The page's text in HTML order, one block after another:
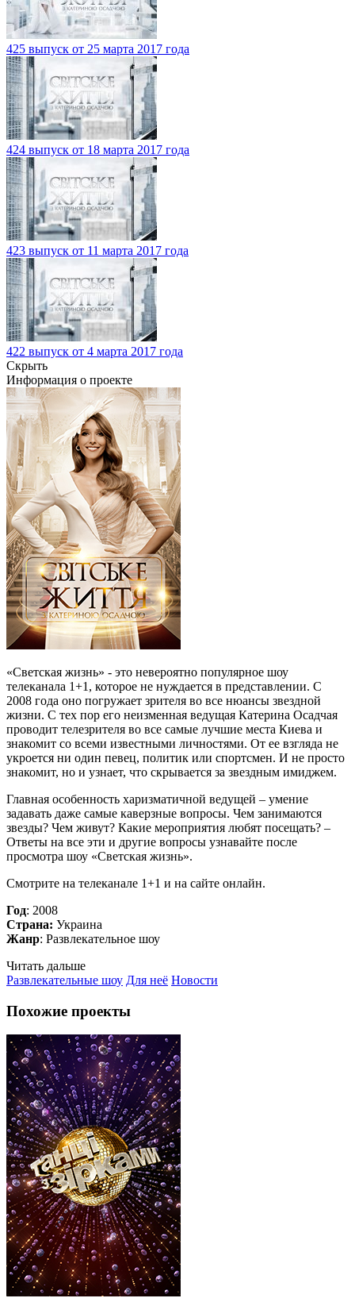
425 выпуск от 25 марта 2017 года
424 выпуск от 18 марта 2017 года
423 выпуск от 11 марта 2017 года
422 выпуск от 4 марта 2017 года
Скрыть
Информация о проекте
«Светская жизнь» - это невероятно популярное шоу
телеканала 1+1, которое не нуждается в представлении. С
2008 года оно погружает зрителя во все нюансы звездной
жизни. С тех пор его неизменная ведущая Катерина Осадчая
проводит телезрителя во все самые лучшие места Киева и
знакомит со всеми известными личностями. От ее взгляда не
укроется ни один певец, политик или спортсмен. И не просто
знакомит, но и узнает, что скрывается за звездным имиджем.
Главная особенность харизматичной ведущей – умение
задавать даже самые каверзные вопросы. Чем занимаются
звезды? Чем живут? Какие мероприятия любят посещать? –
Ответы на все эти и другие вопросы узнавайте после
просмотра шоу «Светская жизнь».
Смотрите на телеканале 1+1 и на сайте онлайн.
Год: 2008
Страна: Украина
Жанр: Развлекательное шоу
Читать дальше
Развлекательные шоу Для неё Новости
Похожие проекты